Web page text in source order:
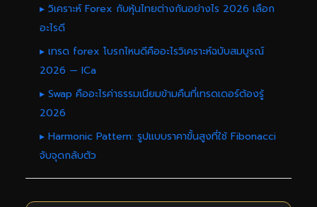
▸ วิเคราะห์ Forex กับหุ้นไทยต่างกันอย่างไร 2026 เลือก
อะไรดี
▸ เทรด forex โบรกไหนดีคืออะไรวิเคราะห์ฉบับสมบูรณ์
2026 — ICa
▸ Swap คืออะไรค่าธรรมเนียมข้ามคืนที่เทรดเดอร์ต้องรู้
2026
▸ Harmonic Pattern: รูปแบบราคาขั้นสูงที่ใช้ Fibonacci
จับจุดกลับตัว